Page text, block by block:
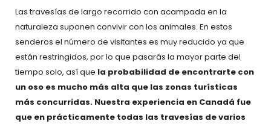
Las travesías de largo recorrido con acampada en la
naturaleza suponen convivir con los animales. En estos
senderos el número de visitantes es muy reducido ya que
están restringidos, por lo que pasarás la mayor parte del
tiempo solo, así que la probabilidad de encontrarte con
un oso es mucho más alta que las zonas turísticas
más concurridas. Nuestra experiencia en Canadá fue
que en prácticamente todas las travesías de varios